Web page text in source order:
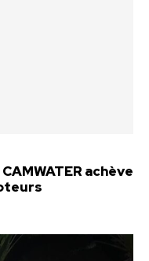
achève